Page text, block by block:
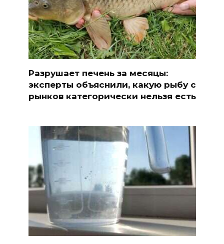
Разрушает печень за месяцы:
эксперты объяснили, какую рыбу с
рынков категорически нельзя есть